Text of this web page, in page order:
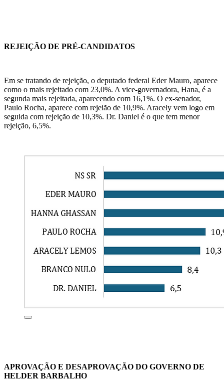
REJEIÇÃO DE PRÉ-CANDIDATOS
Em se tratando de rejeição, o deputado federal Eder Mauro, aparece
como o mais rejeitado com 23,0%. A vice-governadora, Hana, é a
segunda mais rejeitada, aparecendo com 16,1%. O ex-senador,
Paulo Rocha, aparece com rejeião de 10,9%. Aracely vem logo em
seguida com rejeição de 10,3%. Dr. Daniel é o que tem menor
rejeição, 6,5%.
APROVAÇÃO E DESAPROVAÇÃO DO GOVERNO DE
HELDER BARBALHO